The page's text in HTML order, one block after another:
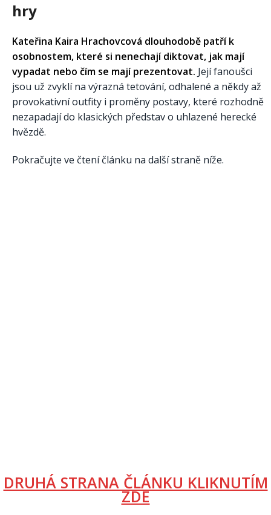
hry
Kateřina Kaira Hrachovcová dlouhodobě patří k
osobnostem, které si nenechají diktovat, jak mají
vypadat nebo čím se mají prezentovat. Její fanoušci
jsou už zvyklí na výrazná tetování, odhalené a někdy až
provokativní outfity i proměny postavy, které rozhodně
nezapadají do klasických představ o uhlazené herecké
hvězdě.
Pokračujte ve čtení článku na další straně níže.
DRUHÁ STRANA ČLÁNKU KLIKNUTÍM
ZDE